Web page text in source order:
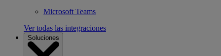
Microsoft Teams
Ver todas las integraciones
Soluciones